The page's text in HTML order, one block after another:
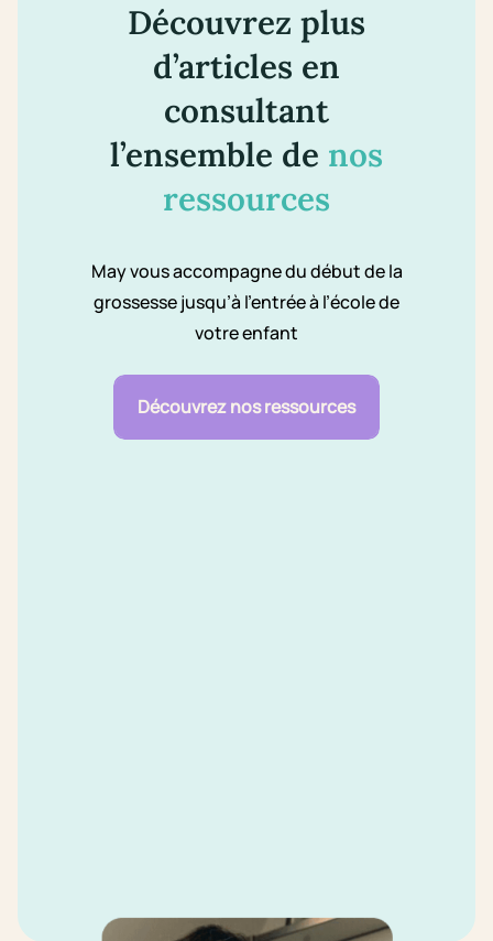
Découvrez plus
d’articles en
consultant
l’ensemble de nos
ressources
May vous accompagne du début de la
grossesse jusqu’à l’entrée à l’école de
votre enfant
Découvrez nos ressources